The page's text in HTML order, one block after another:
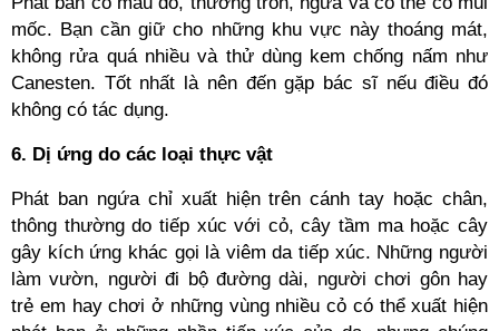
mốc. Bạn cần giữ cho những khu vực này thoáng mát,
không rửa quá nhiều và thử dùng kem chống nấm như
Canesten. Tốt nhất là nên đến gặp bác sĩ nếu điều đó
không có tác dụng.
6. Dị ứng do các loại thực vật
Phát ban ngứa chỉ xuất hiện trên cánh tay hoặc chân,
thông thường do tiếp xúc với cỏ, cây tầm ma hoặc cây
gây kích ứng khác gọi là viêm da tiếp xúc. Những người
làm vườn, người đi bộ đường dài, người chơi gôn hay
trẻ em hay chơi ở những vùng nhiều cỏ có thể xuất hiện